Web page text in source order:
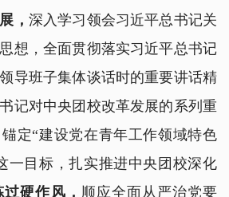
， 深入学习领会习近平总书记关
想，全面贯彻落实习近平总书记
导班子集体谈话时的重要讲话精
记对中央团校改革发展的系列重
定“建设党在青年工作领域特色
一目标，扎实推进中央团校深化
硬作风， 顺应全面从严治党要